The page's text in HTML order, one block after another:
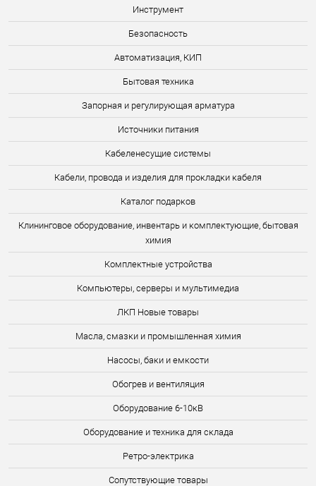
Инструмент
Безопасность
Автоматизация, КИП
Бытовая техника
Запорная и регулирующая арматура
Источники питания
Кабеленесущие системы
Кабели, провода и изделия для прокладки кабеля
Каталог подарков
Клининговое оборудование, инвентарь и комплектующие, бытовая
химия
Комплектные устройства
Компьютеры, серверы и мультимедиа
ЛКП Новые товары
Масла, смазки и промышленная химия
Насосы, баки и емкости
Обогрев и вентиляция
Оборудование 6-10кВ
Оборудование и техника для склада
Ретро-электрика
Сопутствующие товары